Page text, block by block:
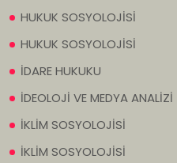
HUKUK SOSYOLOJİSİ
HUKUK SOSYOLOJİSİ
İDARE HUKUKU
İDEOLOJİ VE MEDYA ANALİZİ
İKLİM SOSYOLOJİSİ
İKLİM SOSYOLOJİSİ